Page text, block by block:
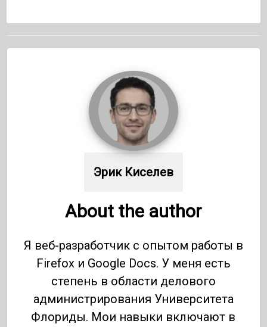
Эрик Киселев
About the author
Я веб-разработчик с опытом работы в
Firefox и Google Docs. У меня есть
степень в области делового
администрирования Университета
Флориды. Мои навыки включают в